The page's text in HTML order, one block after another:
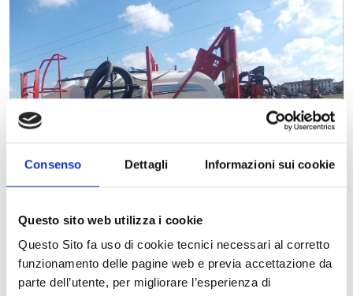
Consenso Dettagli Informazioni sui cookie
Questo sito web utilizza i cookie
Questo Sito fa uso di cookie tecnici necessari al corretto
funzionamento delle pagine web e previa accettazione da
parte dell’utente, per migliorare l’esperienza di
Si terrà a Formigara (in provincia di Cremona),venerdì 14